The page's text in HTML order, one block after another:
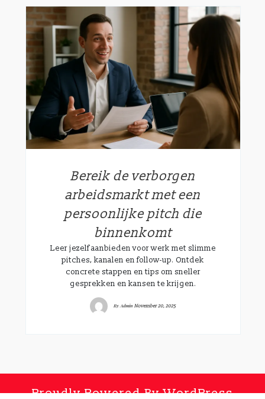
Bereik de verborgen
arbeidsmarkt met een
persoonlijke pitch die
binnenkomt
Leer jezelf aanbieden voor werk met slimme
pitches, kanalen en follow-up. Ontdek
concrete stappen en tips om sneller
gesprekken en kansen te krijgen.
ByAdmin November 20, 2025
Proudly Powered By WordPress